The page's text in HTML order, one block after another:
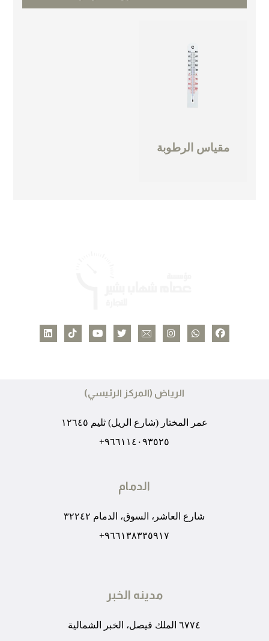
مقياس الرطوبة
الرياض (المركز الرئيسي)
عمر المختار (شارع الريل) ثليم ١٢٦٤٥
٩٦٦١١٤٠٩٣٥٢٥+
الدمام
شارع العاشر، السوق، الدمام ٣٢٢٤٢
٩٦٦١٣٨٣٣٥٩١٧+
مدينه الخبر
٦٧٧٤ الملك فيصل، الخبر الشمالية